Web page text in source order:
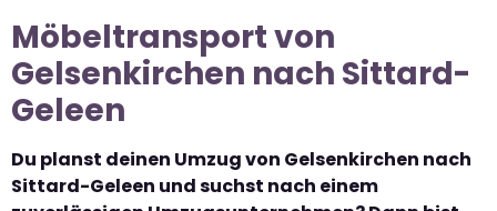
Möbeltransport von
Gelsenkirchen nach Sittard-
Geleen
Du planst deinen Umzug von Gelsenkirchen nach
Sittard-Geleen und suchst nach einem